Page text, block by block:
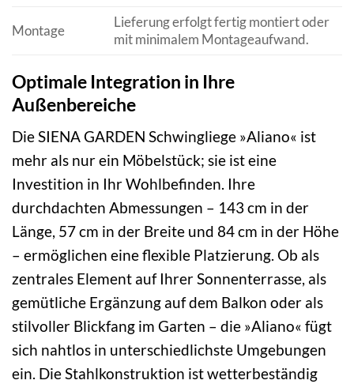
Montage
Lieferung erfolgt fertig montiert oder
mit minimalem Montageaufwand.
Optimale Integration in Ihre
Außenbereiche
Die SIENA GARDEN Schwingliege »Aliano« ist
mehr als nur ein Möbelstück; sie ist eine
Investition in Ihr Wohlbefinden. Ihre
durchdachten Abmessungen – 143 cm in der
Länge, 57 cm in der Breite und 84 cm in der Höhe
– ermöglichen eine flexible Platzierung. Ob als
zentrales Element auf Ihrer Sonnenterrasse, als
gemütliche Ergänzung auf dem Balkon oder als
stilvoller Blickfang im Garten – die »Aliano« fügt
sich nahtlos in unterschiedlichste Umgebungen
ein. Die Stahlkonstruktion ist wetterbeständig